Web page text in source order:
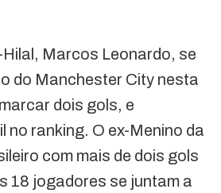
Marcos Leonardo, se
do Manchester City nesta
dois gols, e
no ranking. O ex-Menino da
com mais de dois gols
18 jogadores se juntam a